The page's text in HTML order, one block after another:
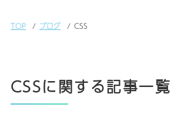
TOP ブログ CSS
CSSに関する記事一覧